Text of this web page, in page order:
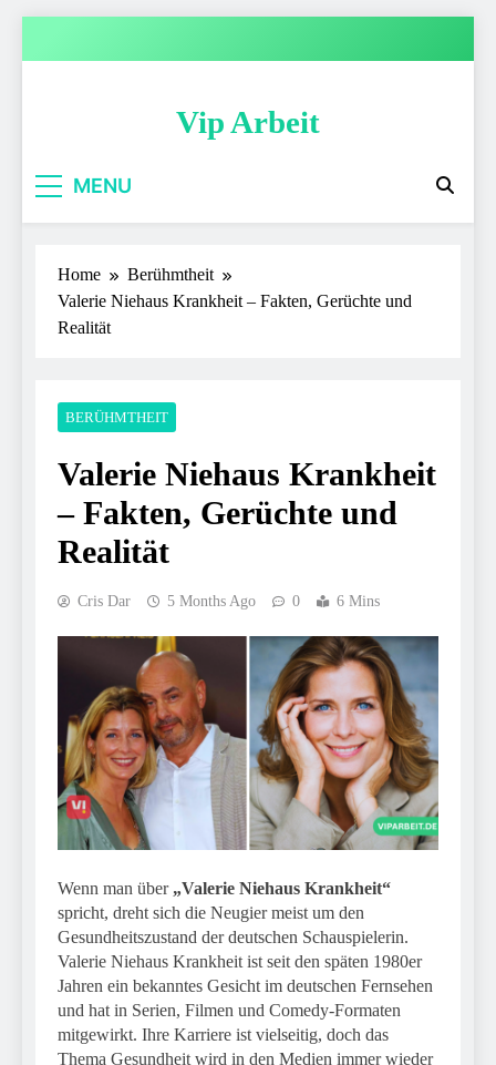
Vip Arbeit
MENU
Home
Berühmtheit
Valerie Niehaus Krankheit – Fakten, Gerüchte und
Realität
BERÜHMTHEIT
Valerie Niehaus Krankheit
– Fakten, Gerüchte und
Realität
Cris Dar 5 Months Ago 0 6 Mins
Wenn man über „Valerie Niehaus Krankheit“
spricht, dreht sich die Neugier meist um den
Gesundheitszustand der deutschen Schauspielerin.
Valerie Niehaus Krankheit ist seit den späten 1980er
Jahren ein bekanntes Gesicht im deutschen Fernsehen
und hat in Serien, Filmen und Comedy-Formaten
mitgewirkt. Ihre Karriere ist vielseitig, doch das
Thema Gesundheit wird in den Medien immer wieder